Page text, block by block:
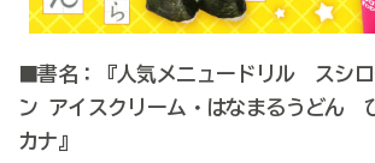
■書名：『人気メニュードリル スシ
ン アイスクリーム・はなまるうどん
カナ』